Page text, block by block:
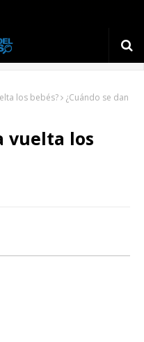
los bebés?
¿Cuándo se dan
vuelta los